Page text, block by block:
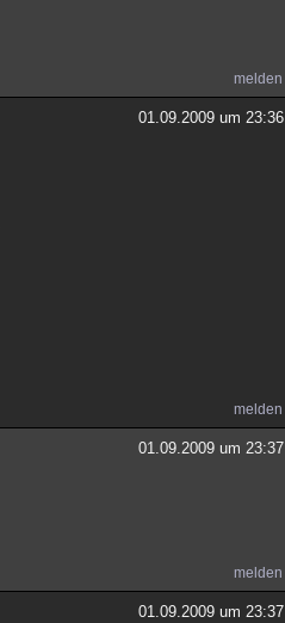
melden
01.09.2009 um 23:36
melden
01.09.2009 um 23:37
melden
01.09.2009 um 23:37